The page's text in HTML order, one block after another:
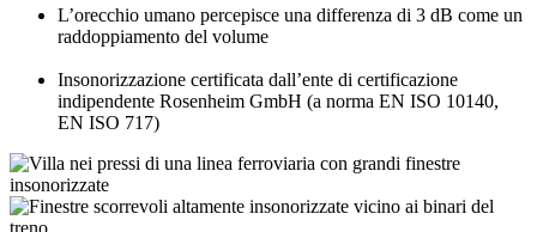
L’orecchio umano percepisce una differenza di 3 dB come un
raddoppiamento del volume
Insonorizzazione certificata dall’ente di certificazione
indipendente Rosenheim GmbH (a norma EN ISO 10140,
EN ISO 717)